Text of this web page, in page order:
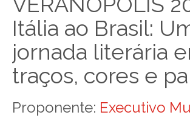
Itália ao Brasil:
jornada literária
traços, cores e
Proponente: Executivo